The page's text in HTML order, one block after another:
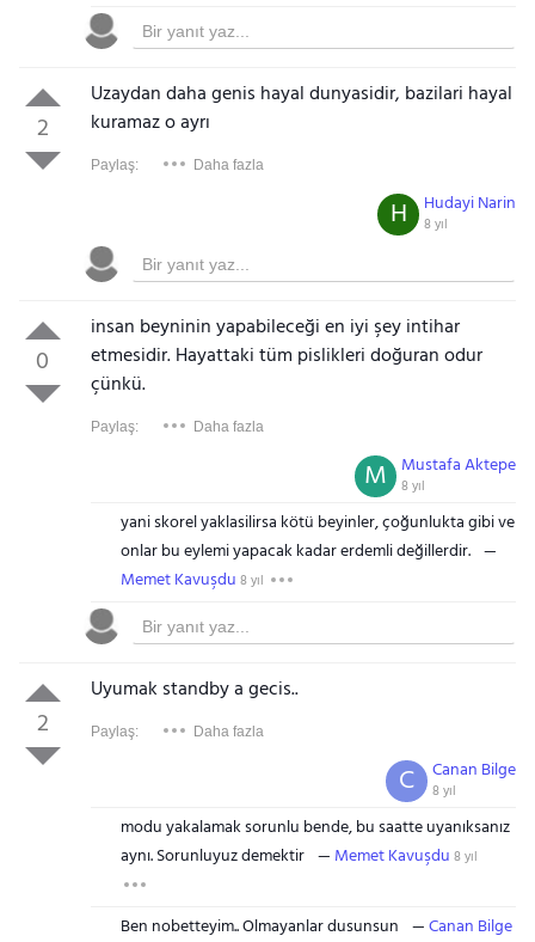
2
Uzaydan daha genis hayal dunyasidir, bazilari hayal
kuramaz o ayrı
Paylaş: Daha fazla
Hudayi Narin
8 yıl
H
0
insan beyninin yapabileceği en iyi şey intihar
etmesidir. Hayattaki tüm pislikleri doğuran odur
çünkü.
Paylaş: Daha fazla
Mustafa Aktepe
8 yıl
M
yani skorel yaklasilirsa kötü beyinler, çoğunlukta gibi ve
onlar bu eylemi yapacak kadar erdemli değillerdir.
Memet Kavuşdu 8 yıl
2
Uyumak standby a gecis..
Paylaş: Daha fazla
Canan Bilge
8 yıl
C
modu yakalamak sorunlu bende, bu saatte uyanıksanız
aynı. Sorunluyuz demektir
Memet Kavuşdu 8 yıl
Ben nobetteyim.. Olmayanlar dusunsun Canan Bilge